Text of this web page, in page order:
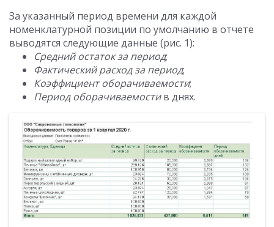
За указанный период времени для каждой
номенклатурной позиции по умолчанию в отчете
выводятся следующие данные (рис. 1):
Средний остаток за период;
Фактический расход за период;
Коэффициент оборачиваемости;
Период оборачиваемостив днях.